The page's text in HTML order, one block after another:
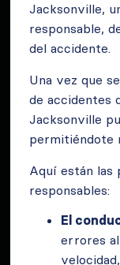
Jacksonville,
responsable,
del accidente.
Una vez que
de accidentes
Jacksonville
permitiéndote
Aquí están las
responsables:
El
errores